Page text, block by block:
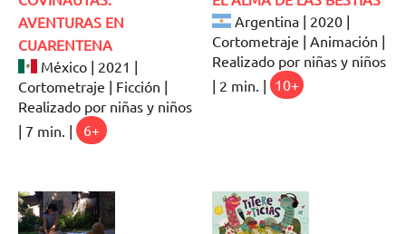
AVENTURAS EN
CUARENTENA
México | 2021 |
Cortometraje | Ficción |
Realizado por niñas y niños
| 7 min. |
6+
Argentina | 2020 |
Cortometraje | Animación |
Realizado por niñas y niños
| 2 min. | 10+